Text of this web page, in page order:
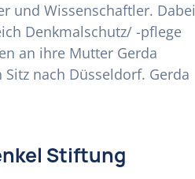
und Wissenschaftler. Dabei
Denkmalschutz/ -pflege
an ihre Mutter Gerda
nach Düsseldorf. Gerda
Stiftung